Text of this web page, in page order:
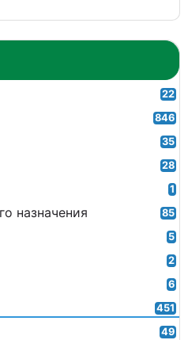
22
846
35
28
1
назначения 85
5
2
6
451
49